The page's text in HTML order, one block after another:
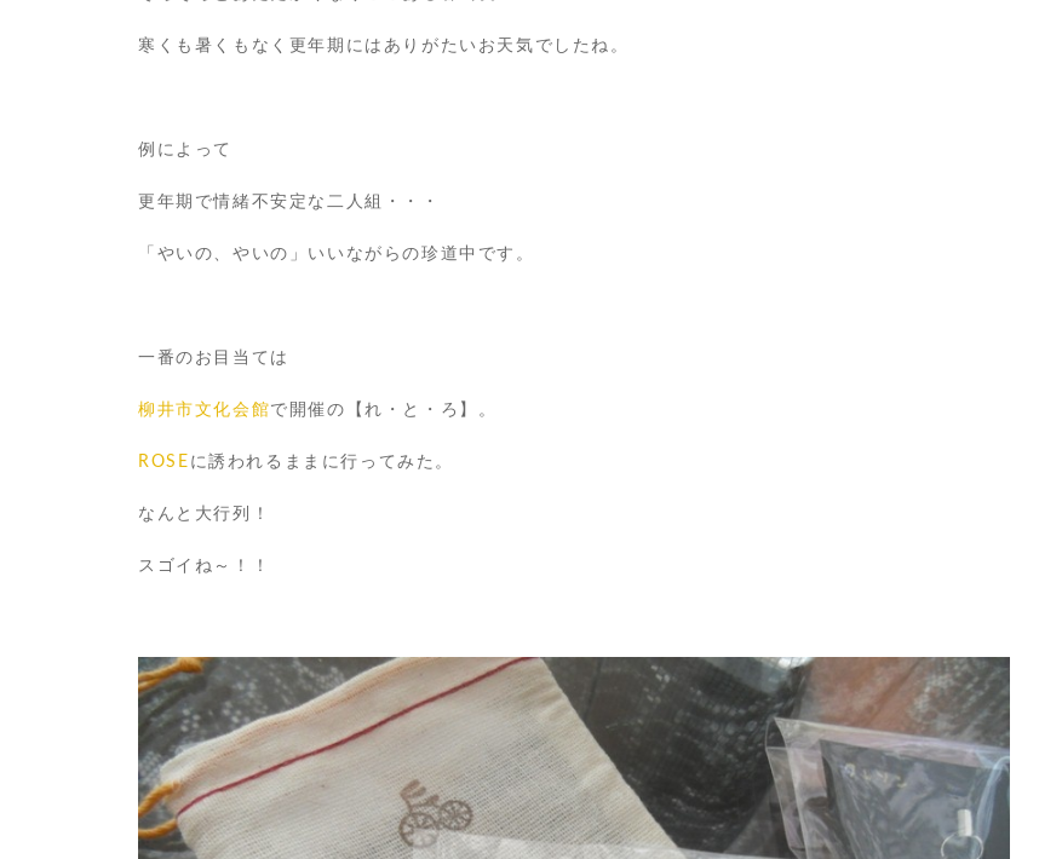
寒くも暑くもなく更年期にはありがたいお天気でしたね。
例によって
更年期で情緒不安定な二人組・・・
「やいの、やいの」いいながらの珍道中です。
一番のお目当ては
柳井市文化会館で開催の【れ・と・ろ】。
ROSE に誘われるままに行ってみた。
なんと大行列！
スゴイね～！！